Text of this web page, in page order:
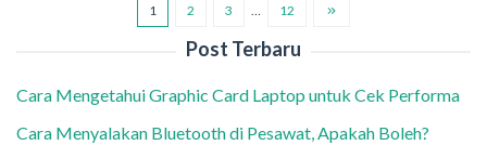
1 2 3 12
Post Terbaru
Cara Mengetahui Graphic Card Laptop untuk Cek Performa
Cara Menyalakan Bluetooth di Pesawat, Apakah Boleh?